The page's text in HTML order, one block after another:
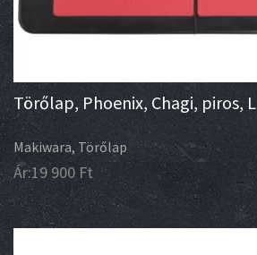
Törőlap, Phoenix, Chagi, piros, L
Makiwara, Törőlap
Ár:19 900Ft